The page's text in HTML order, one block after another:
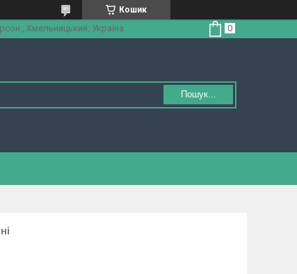
Кошик
Хмельницький, Україна
Пошук...